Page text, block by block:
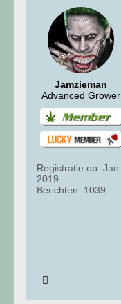
Jamzieman
Advanced Grower
Registratie op: Jan
2019
Berichten: 1039